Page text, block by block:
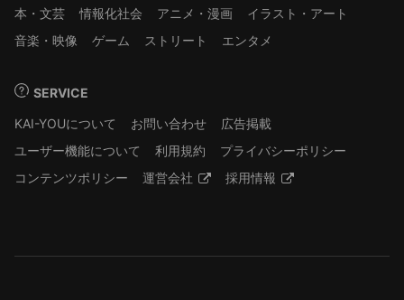
本・文芸
情報化社会 アニメ・漫画
イラスト・アート
音楽・映像
ゲーム ストリート エンタメ
SERVICE
KAI-YOUについて
お問い合わせ
広告掲載
ユーザー機能について
利用規約
プライバシーポリシー
コンテンツポリシー
運営会社 採用情報